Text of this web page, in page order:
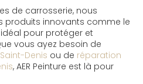
de carrosserie, nous
produits innovants comme le
idéal pour protéger et
vous ayez besoin de
Denis ou de réparation
, AER Peinture est là pour